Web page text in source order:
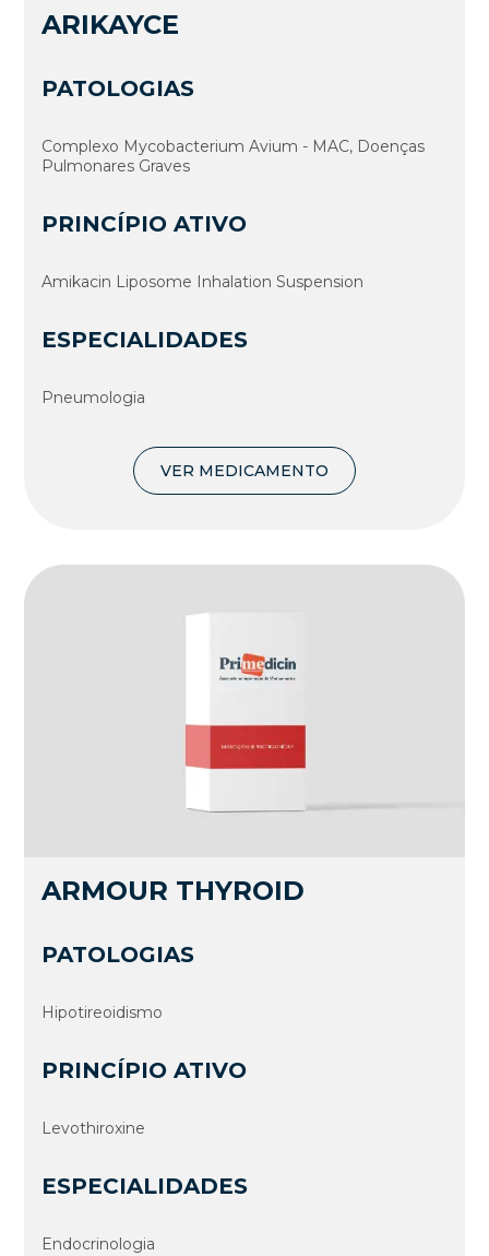
ARIKAYCE
PATOLOGIAS
Complexo Mycobacterium Avium - MAC, Doenças
Pulmonares Graves
PRINCÍPIO ATIVO
Amikacin Liposome Inhalation Suspension
ESPECIALIDADES
Pneumologia
VER MEDICAMENTO
ARMOUR THYROID
PATOLOGIAS
Hipotireoidismo
PRINCÍPIO ATIVO
Levothiroxine
ESPECIALIDADES
Endocrinologia